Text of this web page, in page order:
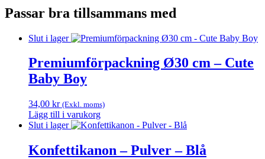
Passar bra tillsammans med
Slut i lager
Premiumförpackning Ø30 cm – Cute
Baby Boy
34,00 kr (Exkl. moms)
Lägg till i varukorg
Slut i lager
Konfettikanon – Pulver – Blå